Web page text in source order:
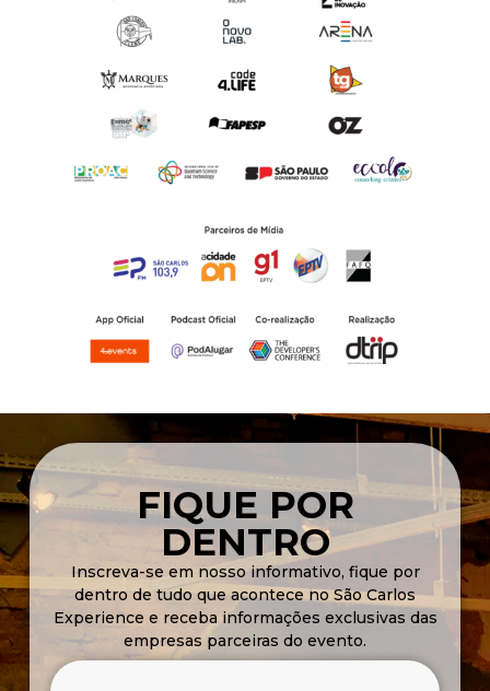
FIQUE POR
DENTRO
Inscreva-se em nosso informativo, fique por
dentro de tudo que acontece no São Carlos
Experience e receba informações exclusivas das
empresas parceiras do evento.